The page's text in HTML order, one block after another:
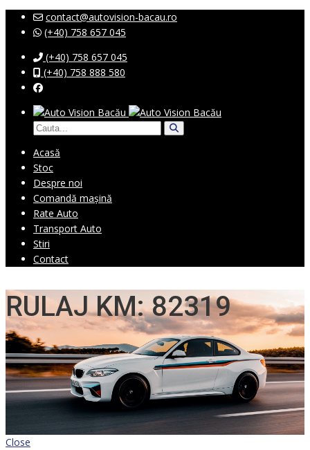
contact@autovision-bacau.ro
(+40) 758 657 045
(+40) 758 657 045
(+40) 758 888 580
Acasă
Stoc
Despre noi
Comandă mașină
Rate Auto
Transport Auto
Stiri
Contact
RULAJ KM: 82319
Close